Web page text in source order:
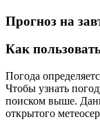
Прогноз на
Как
Погода
Чтобы узнать
поиском выше.
открытого